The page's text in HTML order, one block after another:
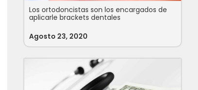
Los ortodoncistas son los encargados de
aplicarle brackets dentales
Agosto 23, 2020